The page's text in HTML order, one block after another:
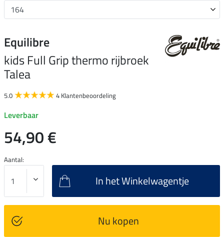
Equilibre
kids Full Grip thermo rijbroek
Talea
5.0 4 Klantenbeoordeling
Leverbaar
54,90 €
Aantal:
In het Winkelwagentje
Nu kopen